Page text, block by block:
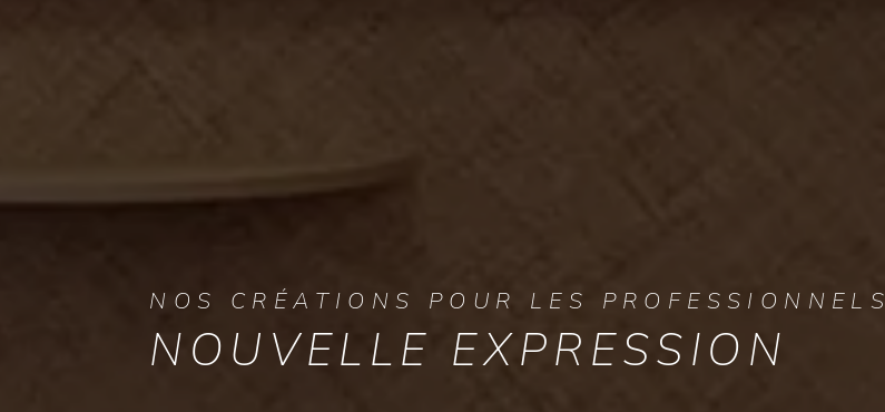
NOS CRÉATIONS POUR LES PROFESSIONNELS
NOUVELLE EXPRESSION